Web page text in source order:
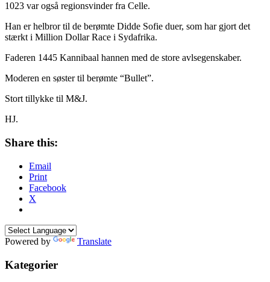
1023 var også regionsvinder fra Celle.
Han er helbror til de berømte Didde Sofie duer, som har gjort det
stærkt i Million Dollar Race i Sydafrika.
Faderen 1445 Kannibaal hannen med de store avlsegenskaber.
Moderen en søster til berømte “Bullet”.
Stort tillykke til M&J.
HJ.
Share this:
Email
Print
Facebook
X
Powered by Translate
Kategorier